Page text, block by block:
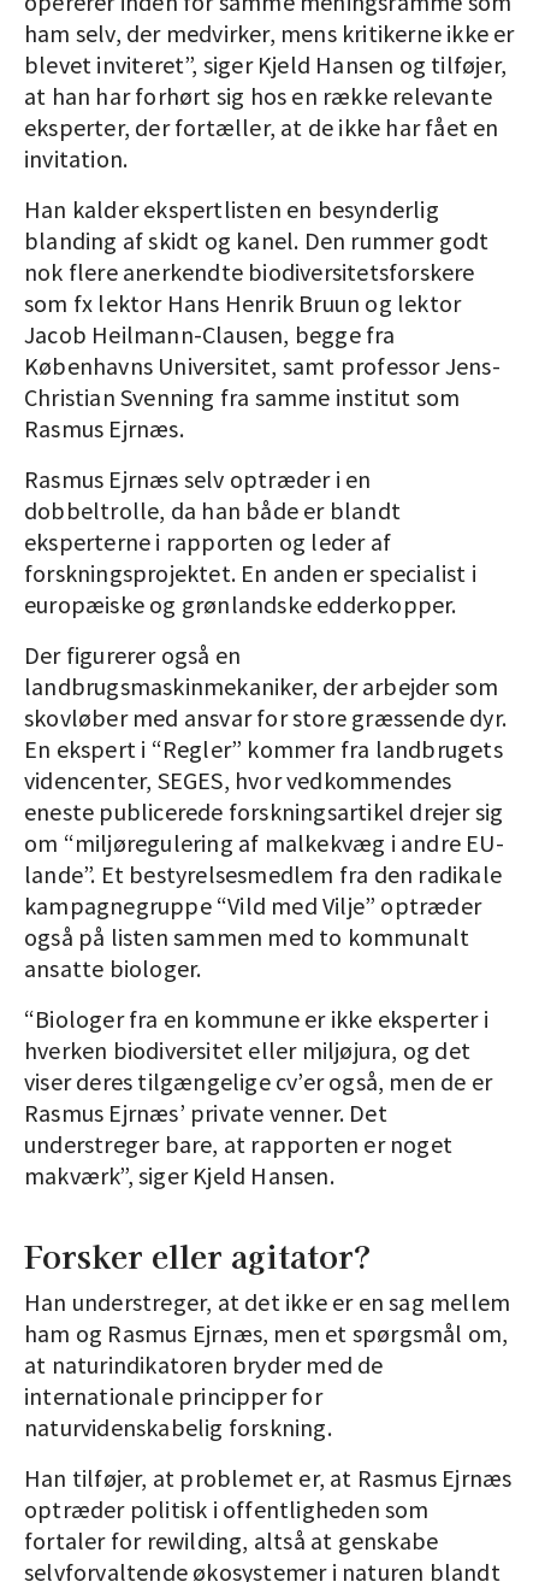
ham selv, der medvirker, mens kritikerne ikke er
blevet inviteret”, siger Kjeld Hansen og tilføjer,
at han har forhørt sig hos en række relevante
eksperter, der fortæller, at de ikke har fået en
invitation.
Han kalder ekspertlisten en besynderlig
blanding af skidt og kanel. Den rummer godt
nok flere anerkendte biodiversitetsforskere
som fx lektor Hans Henrik Bruun og lektor
Jacob Heilmann-Clausen, begge fra
Københavns Universitet, samt professor Jens-
Christian Svenning fra samme institut som
Rasmus Ejrnæs.
Rasmus Ejrnæs selv optræder i en
dobbeltrolle, da han både er blandt
eksperterne i rapporten og leder af
forskningsprojektet. En anden er specialist i
europæiske og grønlandske edderkopper.
Der figurerer også en
landbrugsmaskinmekaniker, der arbejder som
skovløber med ansvar for store græssende dyr.
En ekspert i “Regler” kommer fra landbrugets
videncenter, SEGES, hvor vedkommendes
eneste publicerede forskningsartikel drejer sig
om “miljøregulering af malkekvæg i andre EU-
lande”. Et bestyrelsesmedlem fra den radikale
kampagnegruppe “Vild med Vilje” optræder
også på listen sammen med to kommunalt
ansatte biologer.
“Biologer fra en kommune er ikke eksperter i
hverken biodiversitet eller miljøjura, og det
viser deres tilgængelige cv’er også, men de er
Rasmus Ejrnæs’ private venner. Det
understreger bare, at rapporten er noget
makværk”, siger Kjeld Hansen.
Forsker eller agitator?
Han understreger, at det ikke er en sag mellem
ham og Rasmus Ejrnæs, men et spørgsmål om,
at naturindikatoren bryder med de
internationale principper for
naturvidenskabelig forskning.
Han tilføjer, at problemet er, at Rasmus Ejrnæs
optræder politisk i offentligheden som
fortaler for rewild­ing, altså at genskabe
selvforvaltende økosystemer i naturen blandt